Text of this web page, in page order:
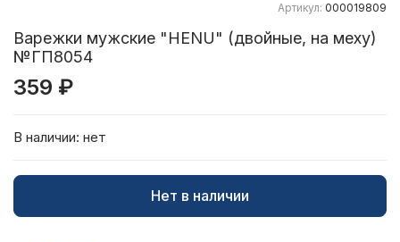
Артикул: 000019809
Варежки мужские "HENU" (двойные, на меху)
№ГП8054
359 ₽
В наличии: нет
Нет в наличии